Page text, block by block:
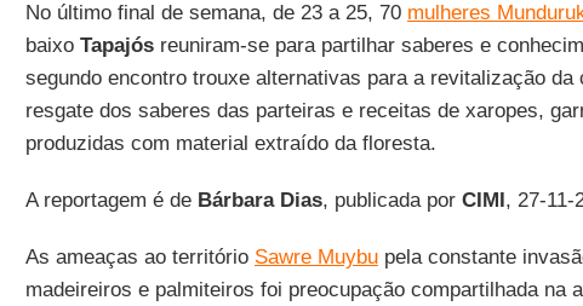
No último final de semana, de 23 a 25, 70 mulheres
baixo Tapajósreuniram-se para partilhar saberes e
segundo encontro trouxe alternativas para a revitalização
resgate dos saberes das parteiras e receitas de xaropes,
produzidas com material extraído da floresta.
A reportagem é de Bárbara Dias, publicada por CIMI, 27-11-
As ameaças ao território Sawre Muybupela constante
madeireiros e palmiteiros foi preocupação compartilhada na